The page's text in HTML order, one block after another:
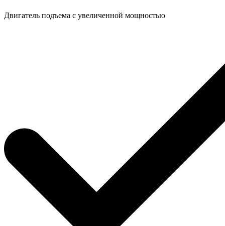
Двигатель подъема с увеличенной мощностью